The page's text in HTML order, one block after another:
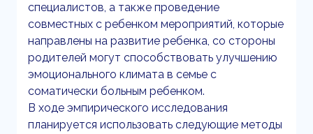
специалистов, а также проведение
совместных с ребенком мероприятий, которые
направлены на развитие ребенка, со стороны
родителей могут способствовать улучшению
эмоционального климата в семье с
соматически больным ребенком.
В ходе эмпирического исследования
планируется использовать следующие методы